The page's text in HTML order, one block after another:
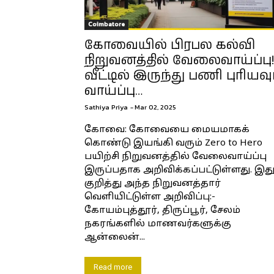
Coimbatore
கோவையில் பிரபல கல்வி
நிறுவனத்தில் வேலைவாய்ப்பு!
வீட்டில் இருந்து பணி
வாய்ப்பு…
Sathiya Priya -Mar 02, 2025
கோவை: கோவையை மையமாகக்
கொண்டு இயங்கி வரும் Zero to Hero
பயிற்சி நிறுவனத்தில் வேலைவாய்ப்பு
இருப்பதாக அறிவிக்கப்பட்டுள்ளது. இது
குறித்து அந்த நிறுவனத்தார்
வெளியிட்டுள்ள அறிவிப்பு:-
கோயம்புத்தூர், திருப்பூர், சேலம்
நகரங்களில் மாணவர்களுக்கு
ஆன்லைன்...
Read more